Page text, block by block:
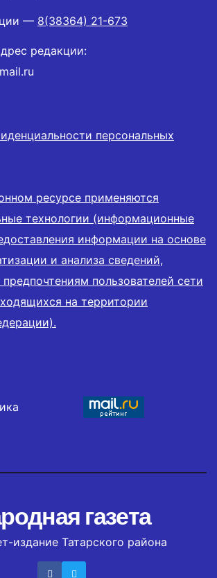
— 8(38364) 21-673
редакции:
персональных
ресурсе применяются
технологии (информационные
информации на основе
и анализа сведений,
пользователей сети
на территории
газета
издание Татарского района